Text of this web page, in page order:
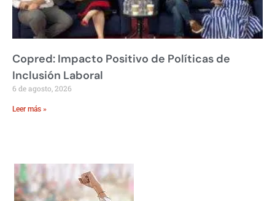
Copred: Impacto Positivo de Políticas de
Inclusión Laboral
6 de agosto, 2026
Leer más »